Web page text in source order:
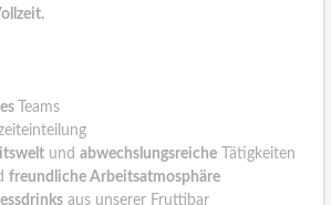
Teams
und abwechslungsreiche Tätigkeiten
freundliche Arbeitsatmosphäre
aus unserer Fruttibar